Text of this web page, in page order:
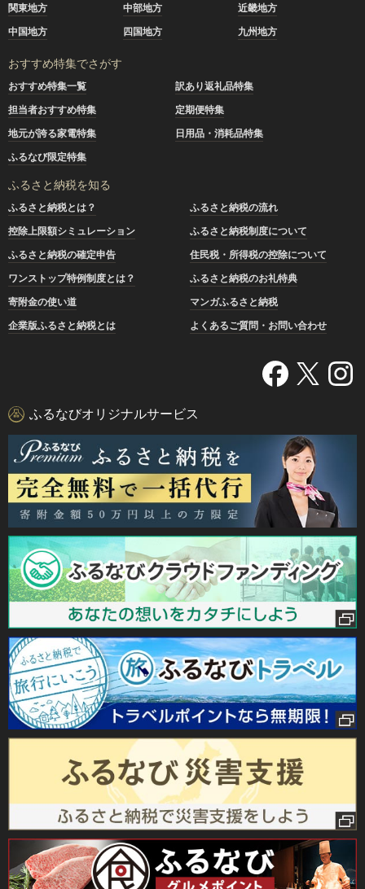
関東地方
中部地方
近畿地方
中国地方
四国地方 九州地方
おすすめ特集でさがす
おすすめ特集一覧
訳あり返礼品特集
担当者おすすめ特集
定期便特集
地元が誇る家電特集
日用品・消耗品特集
ふるなび限定特集
ふるさと納税を知る
ふるさと納税とは？
ふるさと納税の流れ
控除上限額シミュレーション
ふるさと納税制度について
ふるさと納税の確定申告
住民税・所得税の控除について
ワンストップ特例制度とは？
ふるさと納税のお礼特典
寄附金の使い道
マンガふるさと納税
企業版ふるさと納税とは
よくあるご質問・お問い合わせ
ふるなびオリジナルサービス